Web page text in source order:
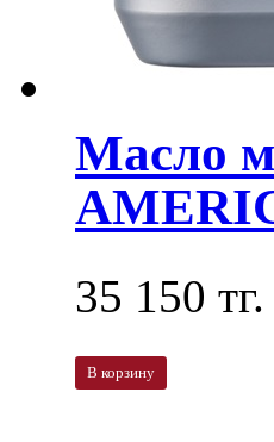
Масло
35 150 тг.
В корзину